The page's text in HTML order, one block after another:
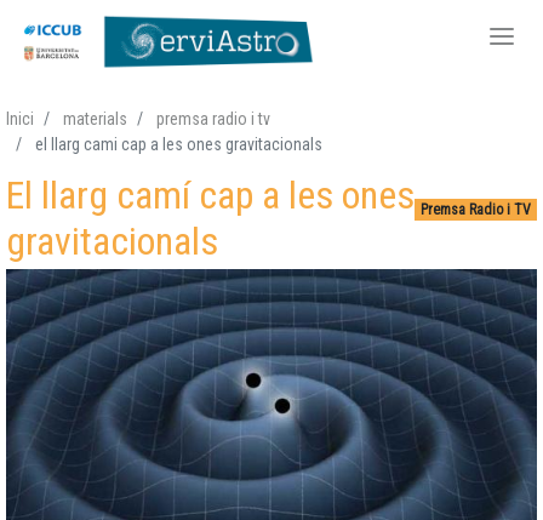
al
Inici materials
premsa radio i tv
el llarg cami cap a les ones gravitacionals
Premsa Radio i TV
El llarg camí cap a les ones
gravitacionals